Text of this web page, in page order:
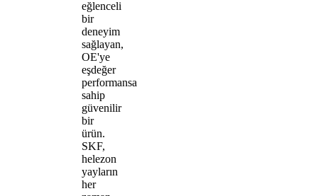
eğlenceli
bir
deneyim
sağlayan,
OE'ye
eşdeğer
performansa
sahip
güvenilir
bir
ürün.
SKF,
helezon
yayların
her